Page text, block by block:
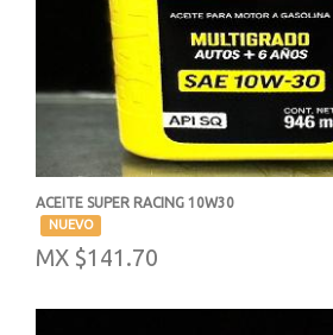
ACEITE SUPER RACING 10W30
NUEVO
MX $141.70